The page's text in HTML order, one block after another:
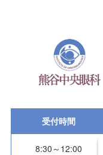
受付時間
8:30～12:00